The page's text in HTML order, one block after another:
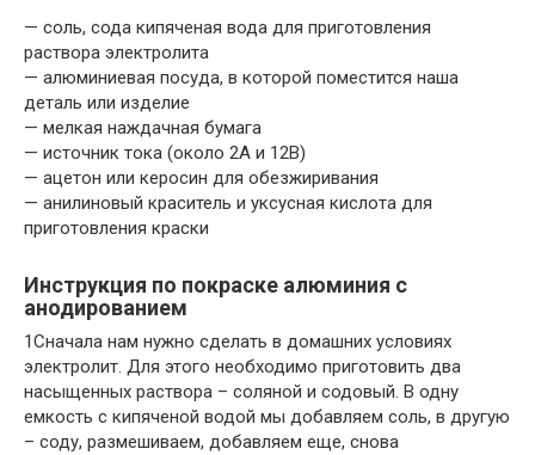
— соль, сода кипяченая вода для приготовления
раствора электролита
— алюминиевая посуда, в которой поместится наша
деталь или изделие
— мелкая наждачная бумага
— источник тока (около 2А и 12В)
— ацетон или керосин для обезжиривания
— анилиновый краситель и уксусная кислота для
приготовления краски
Инструкция по покраске алюминия с
анодированием
1Сначала нам нужно сделать в домашних условиях
электролит. Для этого необходимо приготовить два
насыщенных раствора – соляной и содовый. В одну
емкость с кипяченой водой мы добавляем соль, в другую
– соду, размешиваем, добавляем еще, снова